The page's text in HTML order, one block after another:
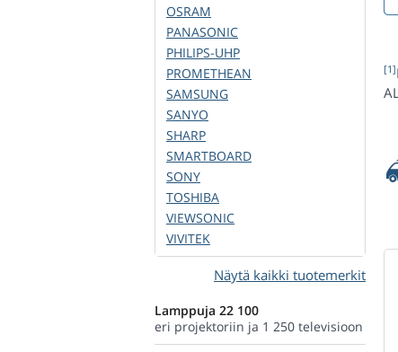
[1]
OSRAM
PANASONIC
PHILIPS-UHP
PROMETHEAN
SAMSUNG
SANYO
SHARP
SMARTBOARD
SONY
TOSHIBA
VIEWSONIC
VIVITEK
Näytä kaikki tuotemerkit
Lamppuja 22 100
eri projektoriin ja 1 250 televisioon